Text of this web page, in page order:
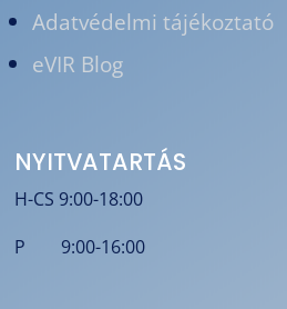
Adatvédelmi tájékoztató
eVIR Blog
NYITVATARTÁS
H-CS 9:00-18:00
P 9:00-16:00